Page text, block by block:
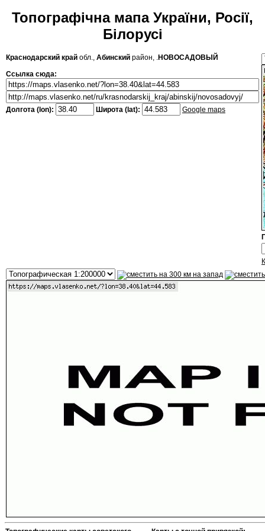
Топографічна мапа України, Росії,
Білорусі
Краснодарский край обл., Абинский район, .НОВОСАДОВЫЙ
Ссылка сюда:
Долгота (lon): Широта (lat): Google maps